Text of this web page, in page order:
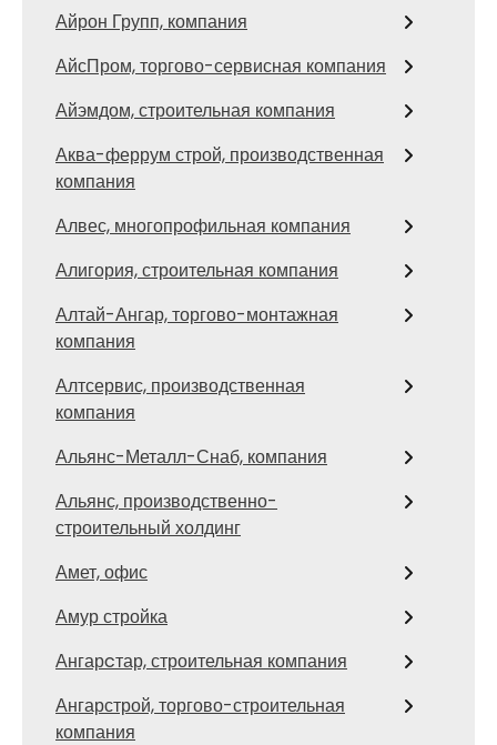
Айрон Групп, компания
АйсПром, торгово-сервисная компания
Айэмдом, строительная компания
Аква-феррум строй, производственная
компания
Алвес, многопрофильная компания
Алигория, строительная компания
Алтай-Ангар, торгово-монтажная
компания
Алтсервис, производственная
компания
Альянс-Металл-Снаб, компания
Альянс, производственно-
строительный холдинг
Амет, офис
Амур стройка
Ангарcтар, строительная компания
Ангарстрой, торгово-строительная
компания